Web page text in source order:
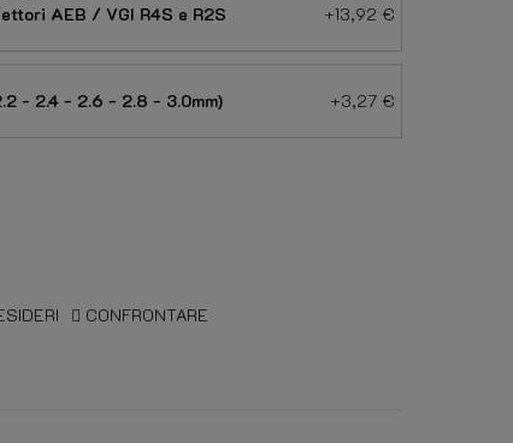
AEB / VGI R4S e R2S +13,92 €
- 2.4 - 2.6 - 2.8 - 3.0mm) +3,27 €
CONFRONTARE